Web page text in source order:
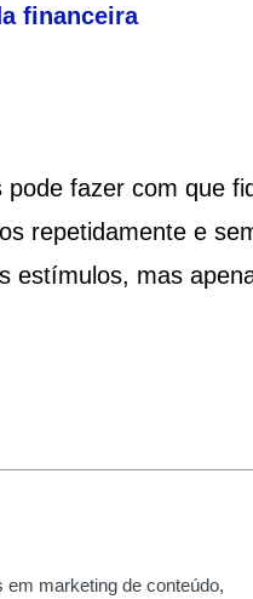
financeira
fazer com que
repetidamente e
estímulos, mas
marketing de conteúdo,